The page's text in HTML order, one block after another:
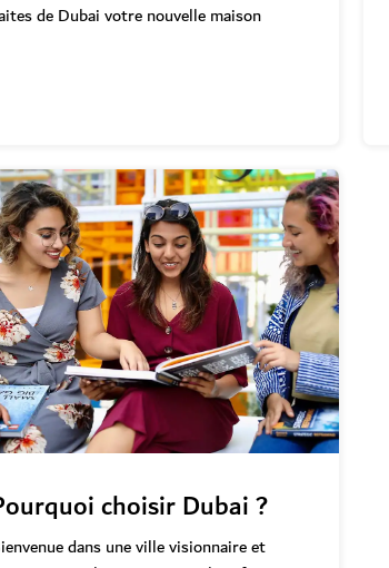
de Dubai votre nouvelle maison
choisir Dubai ?
dans une ville visionnaire et